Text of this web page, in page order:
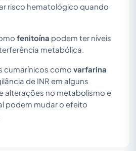
risco hematológico quando
fenitoína podem ter níveis
metabólica.
cumarínicos como varfarina
de INR em alguns
alterações no metabolismo e
podem mudar o efeito